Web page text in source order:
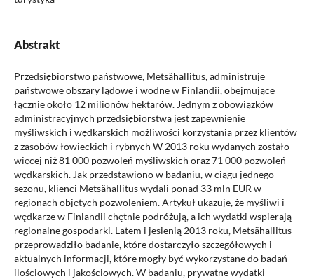
Abstrakt
Przedsiębiorstwo państwowe, Metsähallitus, administruje
państwowe obszary lądowe i wodne w Finlandii, obejmujące
łącznie około 12 milionów hektarów. Jednym z obowiązków
administracyjnych przedsiębiorstwa jest zapewnienie
myśliwskich i wędkarskich możliwości korzystania przez klientów
z zasobów łowieckich i rybnych W 2013 roku wydanych zostało
więcej niż 81 000 pozwoleń myśliwskich oraz 71 000 pozwoleń
wędkarskich. Jak przedstawiono w badaniu, w ciągu jednego
sezonu, klienci Metsähallitus wydali ponad 33 mln EUR w
regionach objętych pozwoleniem. Artykuł ukazuje, że myśliwi i
wędkarze w Finlandii chętnie podróżują, a ich wydatki wspierają
regionalne gospodarki. Latem i jesienią 2013 roku, Metsähallitus
przeprowadziło badanie, które dostarczyło szczegółowych i
aktualnych informacji, które mogły być wykorzystane do badań
ilościowych i jakościowych. W badaniu, prywatne wydatki